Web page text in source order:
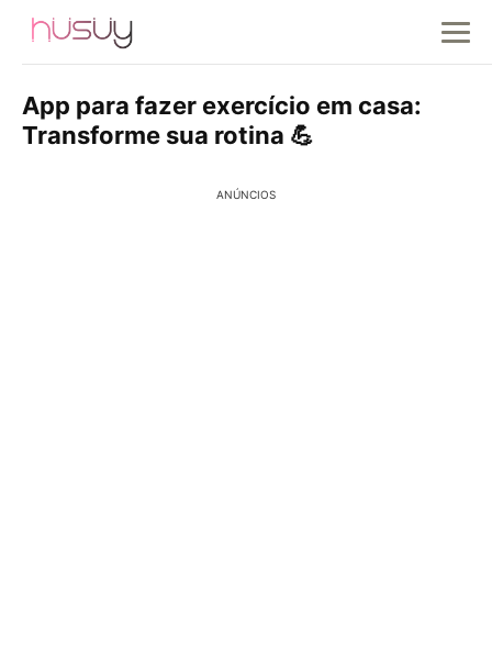
App para fazer exercício em casa:
Transforme sua rotina 💪
ANÚNCIOS